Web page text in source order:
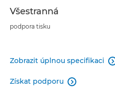
Všestranná
podpora tisku
Zobrazit úplnou specifikaci 
Získat podporu 